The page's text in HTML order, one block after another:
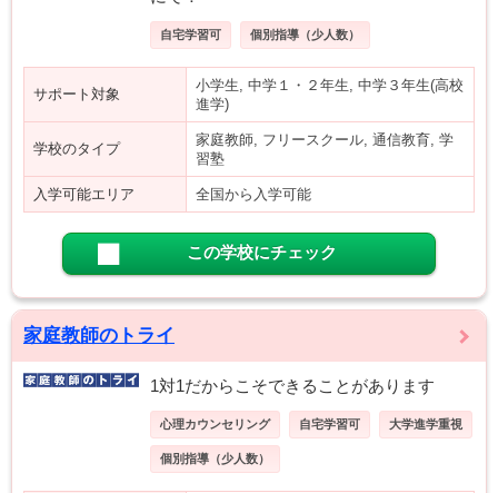
自宅学習可 個別指導（少人数）
サポート対象
小学生, 中学１・２年生, 中学３年生(高校
進学)
学校のタイプ
家庭教師, フリースクール, 通信教育, 学
習塾
入学可能エリア 全国から入学可能
この学校にチェック
家庭教師のトライ
1対1だからこそできることがあります
心理カウンセリング 自宅学習可 大学進学重視
個別指導（少人数）